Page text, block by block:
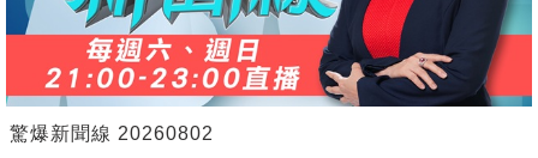
驚爆新聞線 20260802